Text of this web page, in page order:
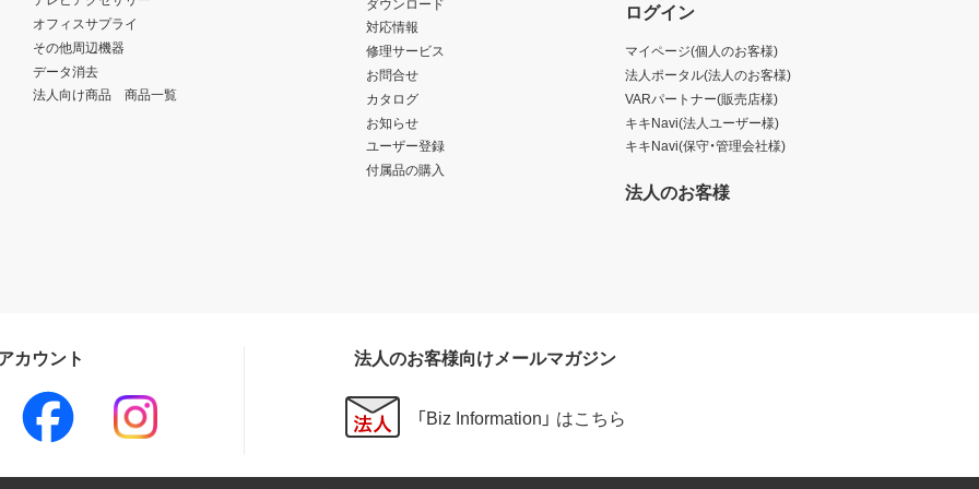
オフィスサプライ
その他周辺機器
データ消去
法人向け商品 商品一覧
対応情報
修理サービス
お問合せ
カタログ
お知らせ
ユーザー登録
付属品の購入
ログイン
マイページ(個人のお客様)
法人ポータル(法人のお客様)
VARパートナー(販売店様)
キキNavi(法人ユーザー様)
キキNavi(保守・管理会社様)
法人のお客様
カウント 法人のお客様向けメールマガジン
「Biz Information」 はこちら